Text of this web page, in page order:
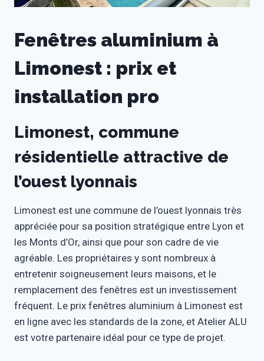
Fenêtres aluminium à
Limonest : prix et
installation pro
Limonest, commune
résidentielle attractive de
l’ouest lyonnais
Limonest est une commune de l’ouest lyonnais très
appréciée pour sa position stratégique entre Lyon et
les Monts d’Or, ainsi que pour son cadre de vie
agréable. Les propriétaires y sont nombreux à
entretenir soigneusement leurs maisons, et le
remplacement des fenêtres est un investissement
fréquent. Le prix fenêtres aluminium à Limonest est
en ligne avec les standards de la zone, et Atelier ALU
est votre partenaire idéal pour ce type de projet.